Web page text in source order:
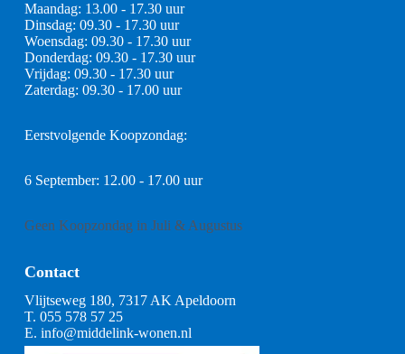
Maandag: 13.00 - 17.30 uur
Dinsdag: 09.30 - 17.30 uur
Woensdag: 09.30 - 17.30 uur
Donderdag: 09.30 - 17.30 uur
Vrijdag: 09.30 - 17.30 uur
Zaterdag: 09.30 - 17.00 uur
Eerstvolgende Koopzondag:
6 September: 12.00 - 17.00 uur
Geen Koopzondag in Juli & Augustus
Contact
Vlijtseweg 180, 7317 AK Apeldoorn
T. 055 578 57 25
E. info@middelink-wonen.nl